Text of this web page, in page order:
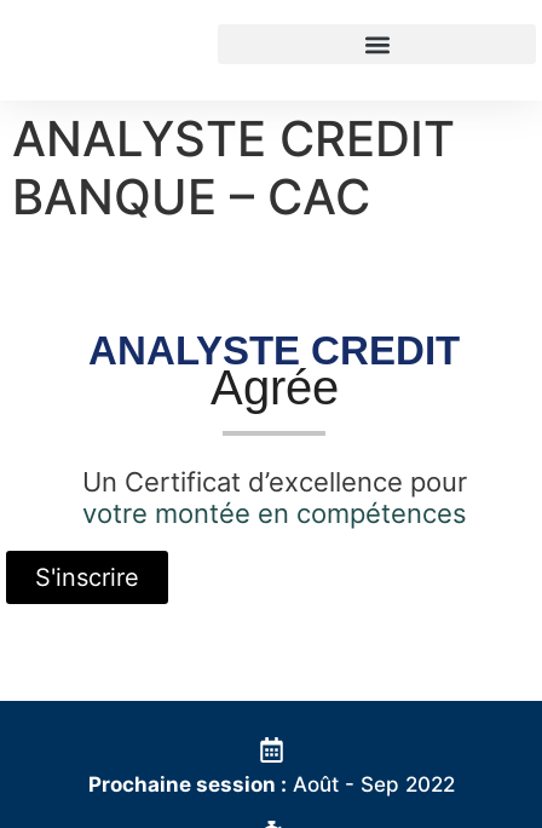
ANALYSTE CREDIT
BANQUE – CAC
ANALYSTE CREDIT
Agrée
Un Certificat d’excellence pour
votre montée en compétences
S'inscrire
Prochaine session : Août - Sep 2022